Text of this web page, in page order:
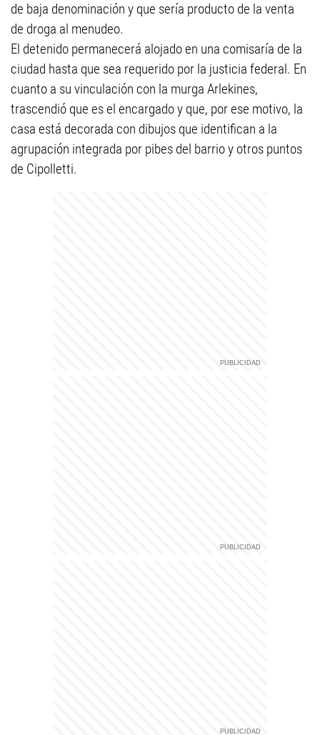
de baja denominación y que sería producto de la venta
de droga al menudeo.
El detenido permanecerá alojado en una comisaría de la
ciudad hasta que sea requerido por la justicia federal. En
cuanto a su vinculación con la murga Arlekines,
trascendió que es el encargado y que, por ese motivo, la
casa está decorada con dibujos que identifican a la
agrupación integrada por pibes del barrio y otros puntos
de Cipolletti.